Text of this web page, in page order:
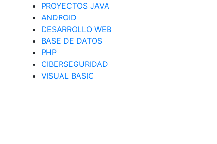
PROYECTOS JAVA
ANDROID
DESARROLLO WEB
BASE DE DATOS
PHP
CIBERSEGURIDAD
VISUAL BASIC